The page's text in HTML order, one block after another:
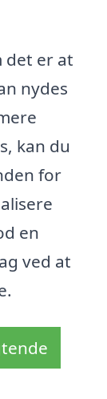
det er at
nydes
kan du
for
en
ved at